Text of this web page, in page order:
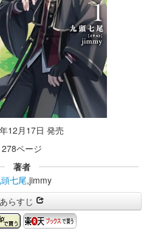
12月17日 発売
278ページ
著者
七尾,jimmy
あらすじ